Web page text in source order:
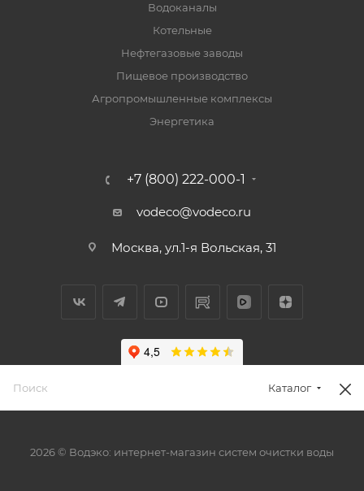
Водоканалы
Котельные
Нефтегазовые заводы
Пищевое производство
Агропромышленные комплексы
Энергетика
+7 (800) 222-000-1
vodeco@vodeco.ru
Москва, ул.1-я Вольская, 31
2026 © Водэко: интернет-магазин систем очистки воды
Каталог